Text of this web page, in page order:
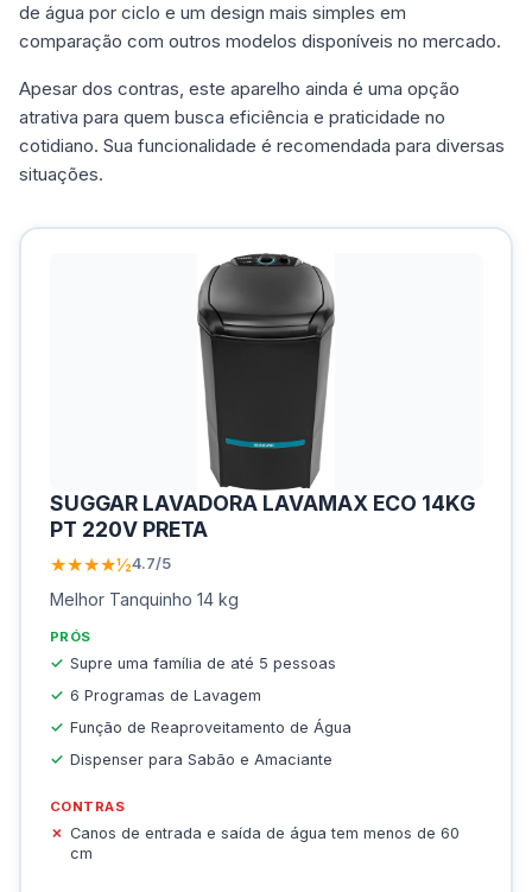
de água por ciclo e um design mais simples em
comparação com outros modelos disponíveis no mercado.
Apesar dos contras, este aparelho ainda é uma opção
atrativa para quem busca eficiência e praticidade no
cotidiano. Sua funcionalidade é recomendada para diversas
situações.
SUGGAR LAVADORA LAVAMAX ECO 14KG
PT 220V PRETA
★★★★½4.7/5
Melhor Tanquinho 14 kg
PRÓS
Supre uma família de até 5 pessoas
6 Programas de Lavagem
Função de Reaproveitamento de Água
Dispenser para Sabão e Amaciante
CONTRAS
Canos de entrada e saída de água tem menos de 60
cm